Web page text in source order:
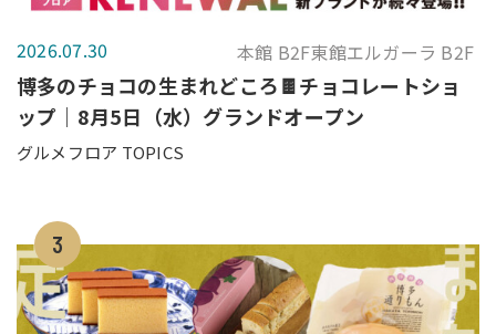
2026.07.30 本館 B2F東館エルガーラ B2F
博多のチョコの生まれどころ🍫チョコレートショ
ップ｜8月5日（水）グランドオープン
グルメフロア TOPICS
3